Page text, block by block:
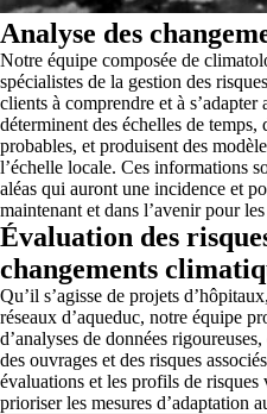
Analyse des
Notre équipe composée de
spécialistes de la gestion des
clients à comprendre et à
déterminent des échelles de temps,
probables, et produisent des
l’échelle locale. Ces informations
aléas qui auront une incidence et
maintenant et dans l’avenir pour
Évaluation des
changements
Qu’il s’agisse de projets
réseaux d’aqueduc, notre équipe
d’analyses de données
des ouvrages et des risques
évaluations et les profils de
prioriser les mesures d’adaptation